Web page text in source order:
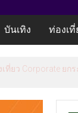
บันเทิง ท่องเที่
ที่ยว Corporate ย